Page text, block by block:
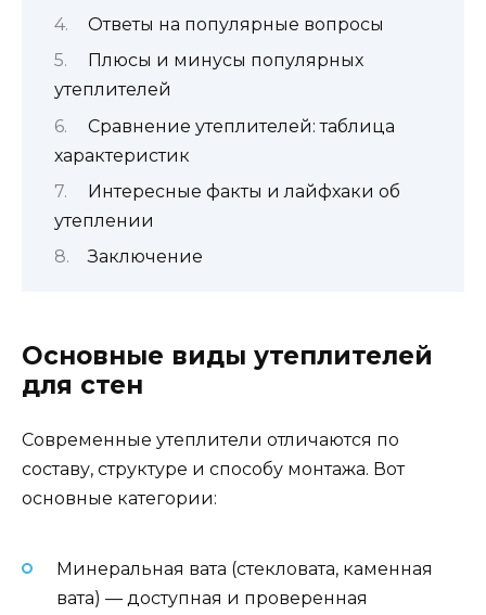
Ответы на популярные вопросы
Плюсы и минусы популярных
утеплителей
Сравнение утеплителей: таблица
характеристик
Интересные факты и лайфхаки об
утеплении
Заключение
Основные виды утеплителей
для стен
Современные утеплители отличаются по
составу, структуре и способу монтажа. Вот
основные категории:
Минеральная вата (стекловата, каменная
вата) — доступная и проверенная